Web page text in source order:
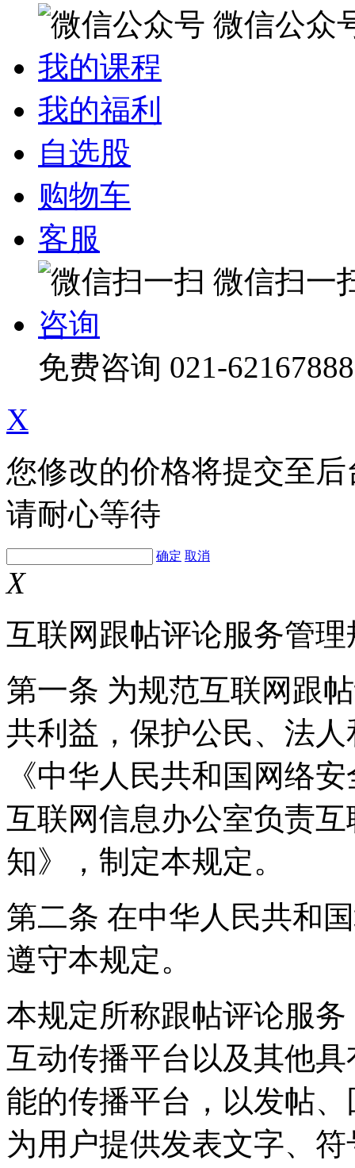
微信公众
我的课程
我的福利
自选股
购物车
客服
微信扫一
咨询
免费咨询 021-62167888
X
您修改的价格将提交至
请耐心等待
确定 取消
X
互联网跟帖评论服务管理
第一条 为规范互联网跟
共利益，保护公民、法
《中华人民共和国网络
互联网信息办公室负责
知》，制定本规定。
第二条 在中华人民共和
遵守本规定。
本规定所称跟帖评论服
互动传播平台以及其他
能的传播平台，以发帖
为用户提供发表文字、